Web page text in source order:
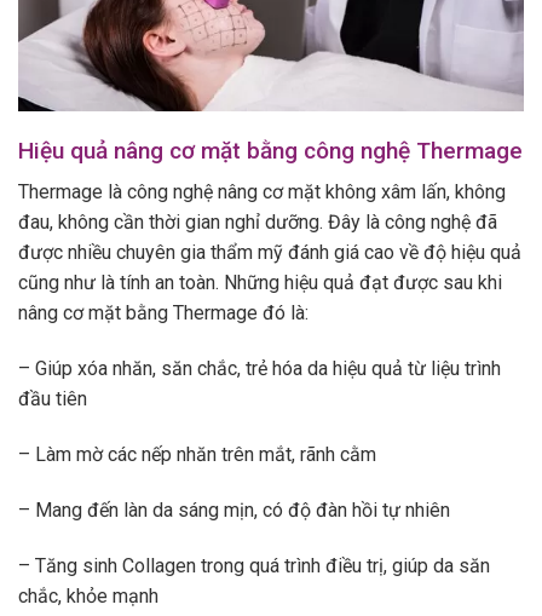
Hiệu quả nâng cơ mặt bằng công nghệ Thermage
Thermage là công nghệ nâng cơ mặt không xâm lấn, không
đau, không cần thời gian nghỉ dưỡng. Đây là công nghệ đã
được nhiều chuyên gia thẩm mỹ đánh giá cao về độ hiệu quả
cũng như là tính an toàn. Những hiệu quả đạt được sau khi
nâng cơ mặt bằng Thermage đó là:
– Giúp xóa nhăn, săn chắc, trẻ hóa da hiệu quả từ liệu trình
đầu tiên
– Làm mờ các nếp nhăn trên mắt, rãnh cằm
– Mang đến làn da sáng mịn, có độ đàn hồi tự nhiên
– Tăng sinh Collagen trong quá trình điều trị, giúp da săn
chắc, khỏe mạnh